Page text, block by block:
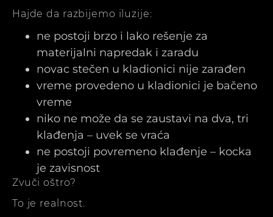
Hajde da razbijemo iluzije:
ne postoji brzo i lako rešenje za
materijalni napredak i zaradu
novac stečen u kladionici nije zarađen
vreme provedeno u kladionici je bačeno
vreme
niko ne može da se zaustavi na dva, tri
klađenja – uvek se vraća
ne postoji povremeno klađenje – kocka
je zavisnost
Zvuči oštro?
To je realnost.